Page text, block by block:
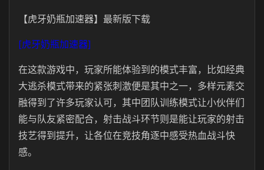
【虎牙奶瓶加速器】最新版下载
[虎牙奶瓶加速器]
在这款游戏中，玩家所能体验到的模式丰富，比如经典
大逃杀模式带来的紧张刺激便是其中之一，多样元素交
融得到了许多玩家认可，其中团队训练模式让小伙伴们
能与队友紧密配合，射击战斗环节则是能让玩家的射击
技艺得到提升，让各位在竞技角逐中感受热血战斗快
感。